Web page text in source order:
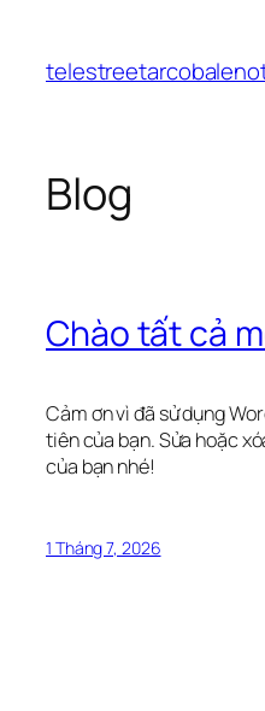
phần
Blog
Chào tất cả
Cảm ơn vì đã sử dụng
tiên của bạn. Sửa hoặc
của bạn nhé!
1 Tháng 7, 2026